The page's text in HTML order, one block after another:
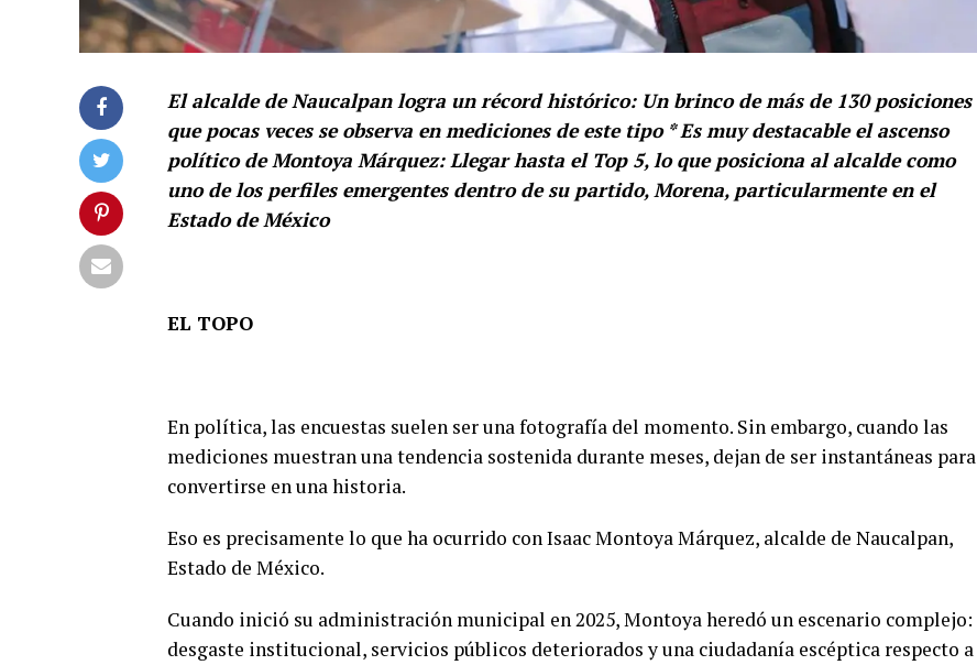
El alcalde de Naucalpan logra un récord histórico: Un brinco de más de 130 posiciones
que pocas veces se observa en mediciones de este tipo * Es muy destacable el ascenso
político de Montoya Márquez: Llegar hasta el Top 5, lo que posiciona al alcalde como
uno de los perfiles emergentes dentro de su partido, Morena, particularmente en el
Estado de México
EL TOPO
En política, las encuestas suelen ser una fotografía del momento. Sin embargo, cuando las
mediciones muestran una tendencia sostenida durante meses, dejan de ser instantáneas para
convertirse en una historia.
Eso es precisamente lo que ha ocurrido con Isaac Montoya Márquez, alcalde de Naucalpan,
Estado de México.
Cuando inició su administración municipal en 2025, Montoya heredó un escenario complejo:
desgaste institucional, servicios públicos deteriorados y una ciudadanía escéptica respecto a